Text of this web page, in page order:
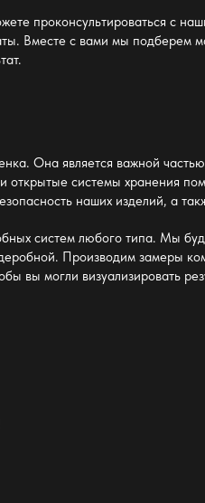
проконсультироваться с
Вместе с вами мы подберем
Она является важной
открытые системы хранения
наших изделий, а
систем любого типа. Мы
. Производим замеры
вы могли визуализировать